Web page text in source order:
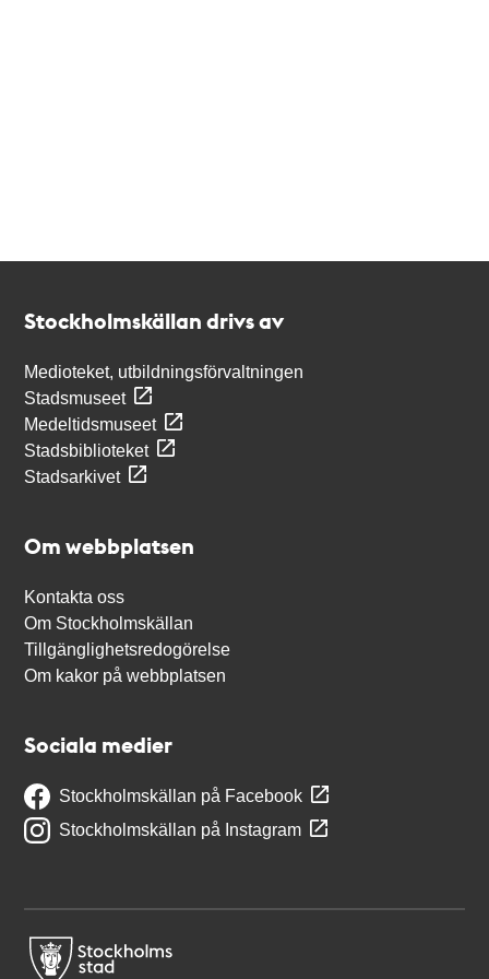
Stockholmskällan drivs av
Medioteket, utbildningsförvaltningen
Stadsmuseet
Medeltidsmuseet
Stadsbiblioteket
Stadsarkivet
Om webbplatsen
Kontakta oss
Om Stockholmskällan
Tillgänglighetsredogörelse
Om kakor på webbplatsen
Sociala medier
Stockholmskällan på Facebook
Stockholmskällan på Instagram